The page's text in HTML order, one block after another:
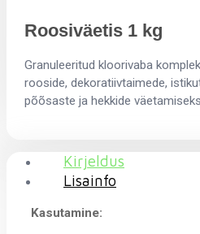
Roosiväetis 1 kg
Granuleeritud kloorivaba
rooside, dekoratiivtaimede,
põõsaste ja hekkide
Kirjeldus
Lisainfo
Kasutamine: